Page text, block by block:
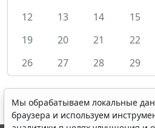
12
13 14 15
19
20 21 22
26
27 28 29
Мы обрабатываем локальные
браузера и используем